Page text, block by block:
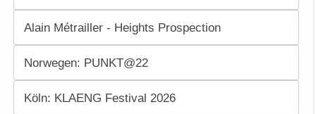
Alain Métrailler - Heights Prospection
Norwegen: PUNKT@22
Köln: KLAENG Festival 2026